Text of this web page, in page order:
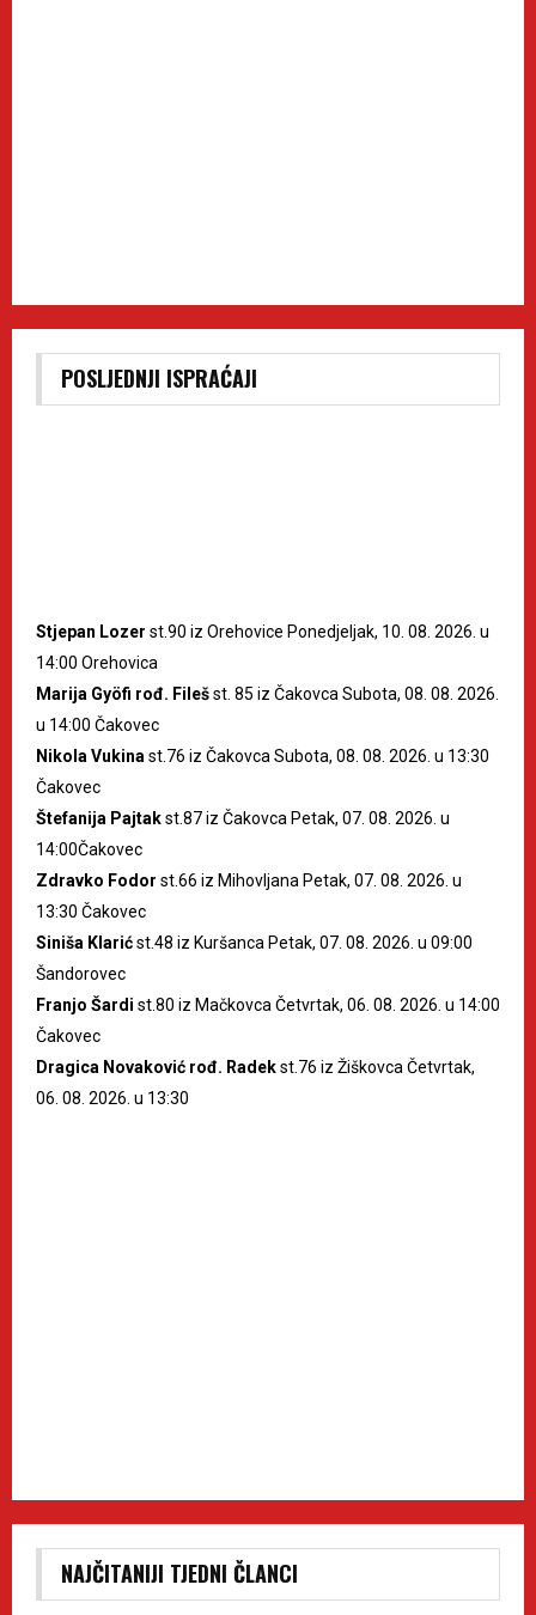
POSLJEDNJI ISPRAĆAJI
Stjepan Lozer st.90 iz Orehovice Ponedjeljak, 10. 08. 2026. u
14:00 Orehovica
Marija Gyöfi rođ. Filešst. 85 iz Čakovca Subota, 08. 08. 2026.
u 14:00 Čakovec
Nikola Vukina st.76 iz Čakovca Subota, 08. 08. 2026. u 13:30
Čakovec
Štefanija Pajtakst.87 iz Čakovca Petak, 07. 08. 2026. u
14:00Čakovec
Zdravko Fodor st.66 iz Mihovljana Petak, 07. 08. 2026. u
13:30 Čakovec
Siniša Klarićst.48 iz Kuršanca Petak, 07. 08. 2026. u 09:00
Šandorovec
Franjo Šardi st.80 iz Mačkovca Četvrtak, 06. 08. 2026. u 14:00
Čakovec
Dragica Novaković rođ. Radekst.76 iz Žiškovca Četvrtak,
06. 08. 2026. u 13:30
NAJČITANIJI TJEDNI ČLANCI